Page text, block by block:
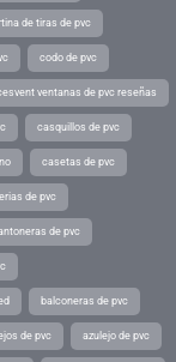
de tiras de pvc
codo de pvc
ventanas de pvc reseñas
casquillos de pvc
casetas de pvc
de pvc
de pvc
balconeras de pvc
de pvc azulejo de pvc